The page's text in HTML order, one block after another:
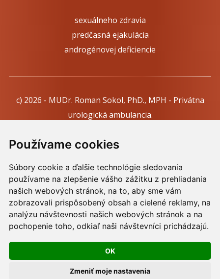
Používame cookies
Súbory cookie a ďalšie technológie sledovania
používame na zlepšenie vášho zážitku z prehliadania
našich webových stránok, na to, aby sme vám
zobrazovali prispôsobený obsah a cielené reklamy, na
analýzu návštevnosti našich webových stránok a na
pochopenie toho, odkiaľ naši návštevníci prichádzajú.
OK
Zmeniť moje nastavenia
sexuálneho zdravia
predčasná ejakulácia
androgénovej deficiencie
c) 2026 - MUDr. Roman Sokol, PhD., MPH - Privátna
urologická ambulancia.
podmienkach prevádzkovateľa.
Používame cookies -nastavenie cookies.
Skopírovaním textu alebo časti textu z akejkoľvek
stránky tohto webu a jeho umiestnením na iný web
porušíte práva MUDr. Romana Sokola, PhD., MPH, ako
aj práva ďalších osôb zúčastnených na tvorbe obsahu
pre tento web.